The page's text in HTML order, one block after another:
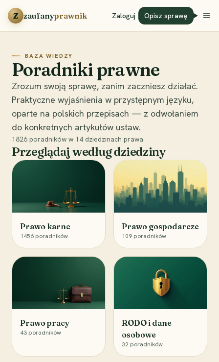
Przejdź do treści
Z zaufanyprawnik Zaloguj Opisz sprawę
BAZA WIEDZY
Poradniki prawne
Zrozum swoją sprawę, zanim zaczniesz działać.
Praktyczne wyjaśnienia w przystępnym języku,
oparte na polskich przepisach — z odwołaniem
do konkretnych artykułów ustaw.
1826 poradników w 14 dziedzinach prawa
Przeglądaj według dziedziny
Prawo karne
1456 poradników
Prawo gospodarcze
109 poradników
Prawo pracy
43 poradników
RODO i dane
osobowe
32 poradników